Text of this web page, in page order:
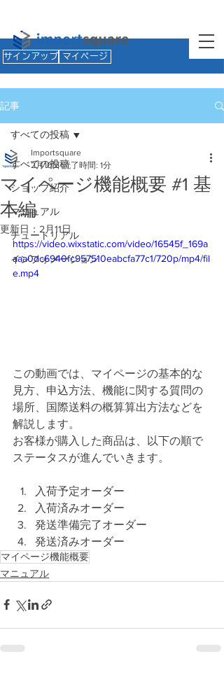
サインアップ マイページ
記事
すべての投稿
ショップ紹介
マニュアル
チュートリアル
インフォメーション
すべての投稿
マイページ機能概要 #1 基
本編
Importsquare
2月10日 読了時間: 1分
更新日： 2月11日
https://video.wixstatic.com/video/16545f_169a
aaa0dc6940fc957510eabcfa77c1/720p/mp4/fil
e.mp4
この動画では、マイページの基本的な
見方、申込方法、機能に関する質問の
場所、国際送料の概算算出方法などを
解説します。
お客様が購入した商品は、以下の順で
ステータスが進んでいきます。
入荷予定オーダー
入荷済みオーダー
発送準備完了オーダー
発送済みオーダー
マイページ機能概要
マニュアル